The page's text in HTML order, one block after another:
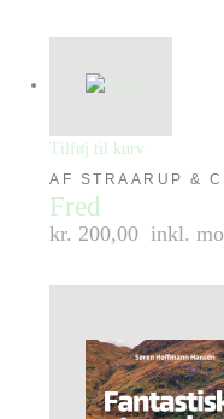
Tilføj til kurv
AF STRAARUP &
Fred
kr. 200,00 inkl.